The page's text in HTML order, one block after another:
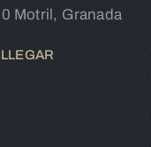
Motril, Granada